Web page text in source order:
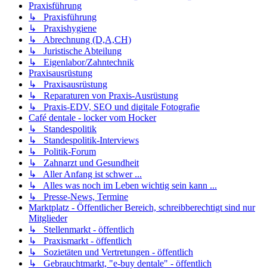
Praxisführung
↳ Praxisführung
↳ Praxishygiene
↳ Abrechnung (D,A,CH)
↳ Juristische Abteilung
↳ Eigenlabor/Zahntechnik
Praxisausrüstung
↳ Praxisausrüstung
↳ Reparaturen von Praxis-Ausrüstung
↳ Praxis-EDV, SEO und digitale Fotografie
Café dentale - locker vom Hocker
↳ Standespolitik
↳ Standespolitik-Interviews
↳ Politik-Forum
↳ Zahnarzt und Gesundheit
↳ Aller Anfang ist schwer ...
↳ Alles was noch im Leben wichtig sein kann ...
↳ Presse-News, Termine
Marktplatz - Öffentlicher Bereich, schreibberechtigt sind nur
Mitglieder
↳ Stellenmarkt - öffentlich
↳ Praxismarkt - öffentlich
↳ Sozietäten und Vertretungen - öffentlich
↳ Gebrauchtmarkt, "e-buy dentale" - öffentlich